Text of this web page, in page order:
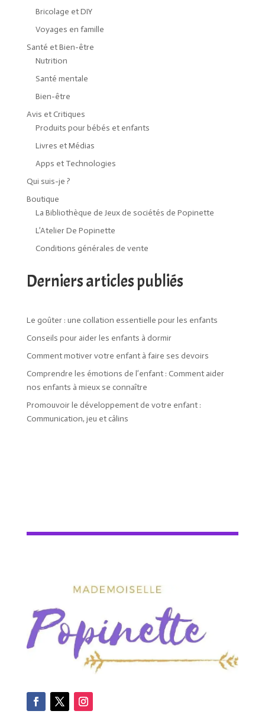
Bricolage et DIY
Voyages en famille
Santé et Bien-être
Nutrition
Santé mentale
Bien-être
Avis et Critiques
Produits pour bébés et enfants
Livres et Médias
Apps et Technologies
Qui suis-je ?
Boutique
La Bibliothèque de Jeux de sociétés de Popinette
L’Atelier De Popinette
Conditions générales de vente
Derniers articles publiés
Le goûter : une collation essentielle pour les enfants
Conseils pour aider les enfants à dormir
Comment motiver votre enfant à faire ses devoirs
Comprendre les émotions de l’enfant : Comment aider
nos enfants à mieux se connaître
Promouvoir le développement de votre enfant :
Communication, jeu et câlins